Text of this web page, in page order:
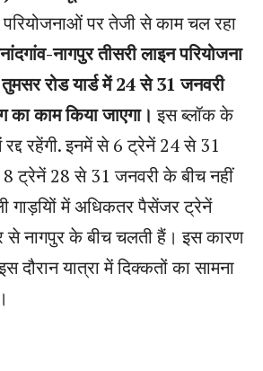
पर तेजी से काम चल रहा
नागपुर तीसरी लाइन परियोजना
रोड यार्ड में 24 से 31 जनवरी
काम किया जाएगा। इस ब्लॉक के
रहेंगी. इनमें से 6 ट्रेनें 24 से 31
ट्रेनें 28 से 31 जनवरी के बीच नहीं
गाड़‌यिों में अधिकतर पैसेंजर ट्रेनें
से नागपुर के बीच चलती हैं। इस कारण
दौरान यात्रा में दिक्कतों का सामना